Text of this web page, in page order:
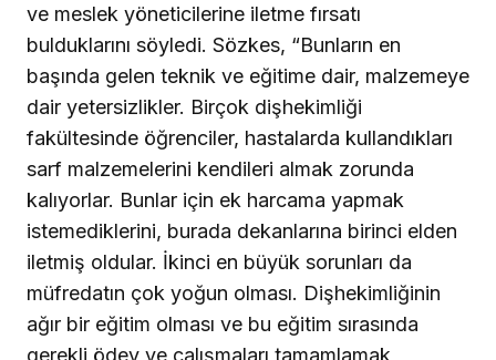
ve meslek yöneticilerine iletme fırsatı
bulduklarını söyledi. Sözkes, “Bunların en
başında gelen teknik ve eğitime dair, malzemeye
dair yetersizlikler. Birçok dişhekimliği
fakültesinde öğrenciler, hastalarda kullandıkları
sarf malzemelerini kendileri almak zorunda
kalıyorlar. Bunlar için ek harcama yapmak
istemediklerini, burada dekanlarına birinci elden
iletmiş oldular. İkinci en büyük sorunları da
müfredatın çok yoğun olması. Dişhekimliğinin
ağır bir eğitim olması ve bu eğitim sırasında
gerekli ödev ve çalışmaları tamamlamak